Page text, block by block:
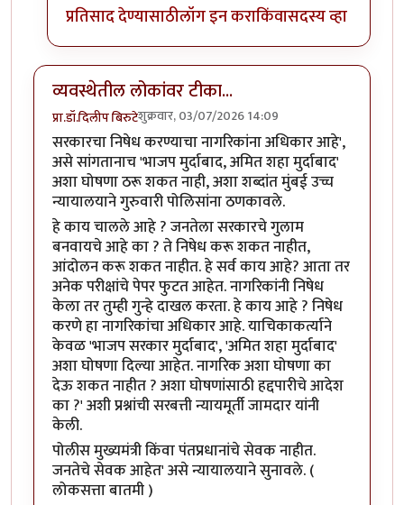
प्रतिसाद देण्यासाठीलॉग इन कराकिंवासदस्य व्हा
व्यवस्थेतील लोकांवर टीका...
प्रा.डॉ.दिलीप बिरुटेशुक्रवार, 03/07/2026 14:09
सरकारचा निषेध करण्याचा नागरिकांना अधिकार आहे',
असे सांगतानाच 'भाजप मुर्दाबाद, अमित शहा मुर्दाबाद'
अशा घोषणा ठरू शकत नाही, अशा शब्दांत मुंबई उच्च
न्यायालयाने गुरुवारी पोलिसांना ठणकावले.
हे काय चालले आहे ? जनतेला सरकारचे गुलाम
बनवायचे आहे का ? ते निषेध करू शकत नाहीत,
आंदोलन करू शकत नाहीत. हे सर्व काय आहे? आता तर
अनेक परीक्षांचे पेपर फुटत आहेत. नागरिकांनी निषेध
केला तर तुम्ही गुन्हे दाखल करता. हे काय आहे ? निषेध
करणे हा नागरिकांचा अधिकार आहे. याचिकाकर्त्याने
केवळ 'भाजप सरकार मुर्दाबाद', 'अमित शहा मुर्दाबाद'
अशा घोषणा दिल्या आहेत. नागरिक अशा घोषणा का
देऊ शकत नाहीत ? अशा घोषणांसाठी हद्दपारीचे आदेश
का ?' अशी प्रश्नांची सरबत्ती न्यायमूर्ती जामदार यांनी
केली.
पोलीस मुख्यमंत्री किंवा पंतप्रधानांचे सेवक नाहीत.
जनतेचे सेवक आहेत' असे न्यायालयाने सुनावले. (
लोकसत्ता बातमी )